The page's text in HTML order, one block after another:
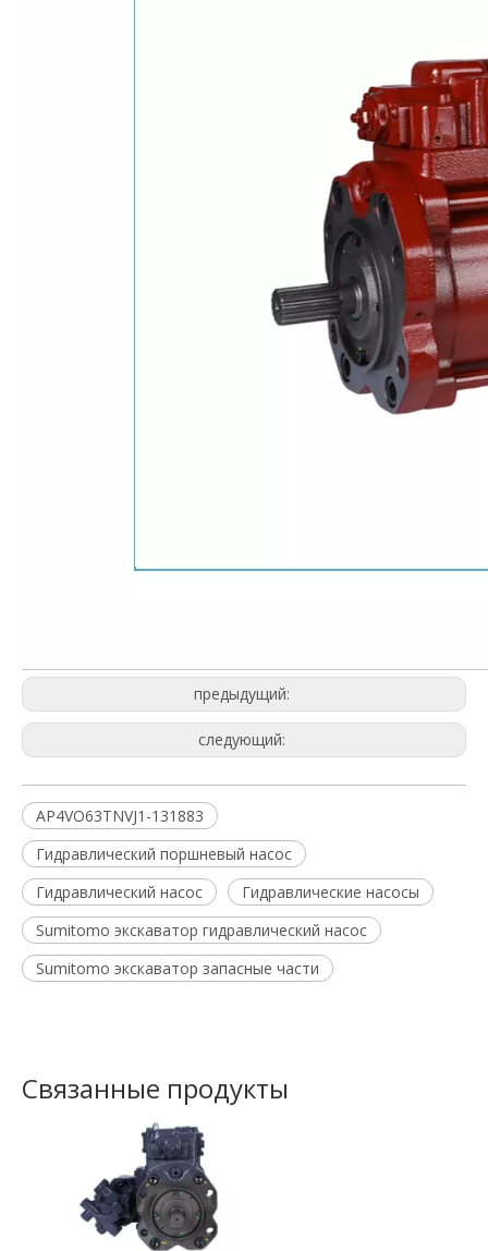
предыдущий:
следующий:
AP4VO63TNVJ1-131883
Гидравлический поршневый насос
Гидравлический насос
Гидравлические насосы
Sumitomo экскаватор гидравлический насос
Sumitomo экскаватор запасные части
Связанные продукты